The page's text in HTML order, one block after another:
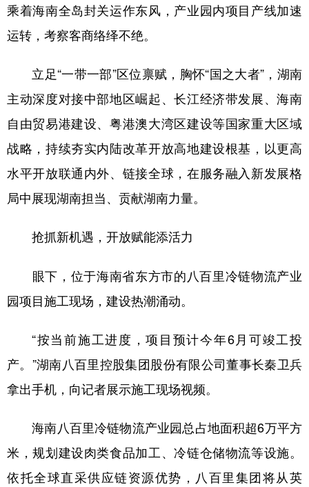
学术中国 乡村振兴 溯源中国
彩票 娱乐 时尚 悦读
公益 一带一路 亚太网 上市公司
地方频道
浙江 安徽 福建 江西
山东 河南 湖北
广东 广西 海南 重庆
四川 贵州 云南 西藏
陕西 甘肃 青海
新疆 内蒙古 黑龙江
多语种频道
乘着海南全岛封关运作东风，产业园内项目产线加速
运转，考察客商络绎不绝。
立足“一带一部”区位禀赋，胸怀“国之大者”，湖南
主动深度对接中部地区崛起、长江经济带发展、海南
自由贸易港建设、粤港澳大湾区建设等国家重大区域
战略，持续夯实内陆改革开放高地建设根基，以更高
水平开放联通内外、链接全球，在服务融入新发展格
局中展现湖南担当、贡献湖南力量。
抢抓新机遇，开放赋能添活力
眼下，位于海南省东方市的八百里冷链物流产业
园项目施工现场，建设热潮涌动。
“按当前施工进度，项目预计今年6月可竣工投
产。”湖南八百里控股集团股份有限公司董事长秦卫兵
拿出手机，向记者展示施工现场视频。
海南八百里冷链物流产业园总占地面积超6万平方
米，规划建设肉类食品加工、冷链仓储物流等设施。
依托全球直采供应链资源优势，八百里集团将从英